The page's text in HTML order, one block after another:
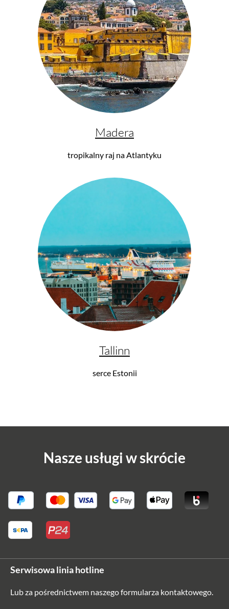
767,25 zł* 690,53 zł*
Plecak Cargo – żółty
790,45 zł*
-50%
Plecak kabinowy Bergamo - granatowy
-10%
Jost
kieszenią - czarny
Madera
tropikalny raj na Atlantyku
Tallinn
serce Estonii
Nasze usługi w skrócie
Serwisowa linia hotline
Lub za pośrednictwem naszegoformularza kontaktowego